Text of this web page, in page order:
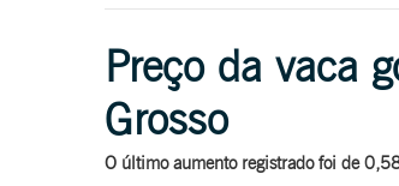
Preço da vaca
Grosso
O último aumento registrado foi de